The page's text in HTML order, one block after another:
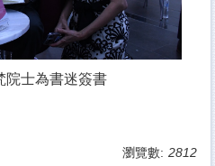
院士為書迷簽書
瀏覽數: 2812